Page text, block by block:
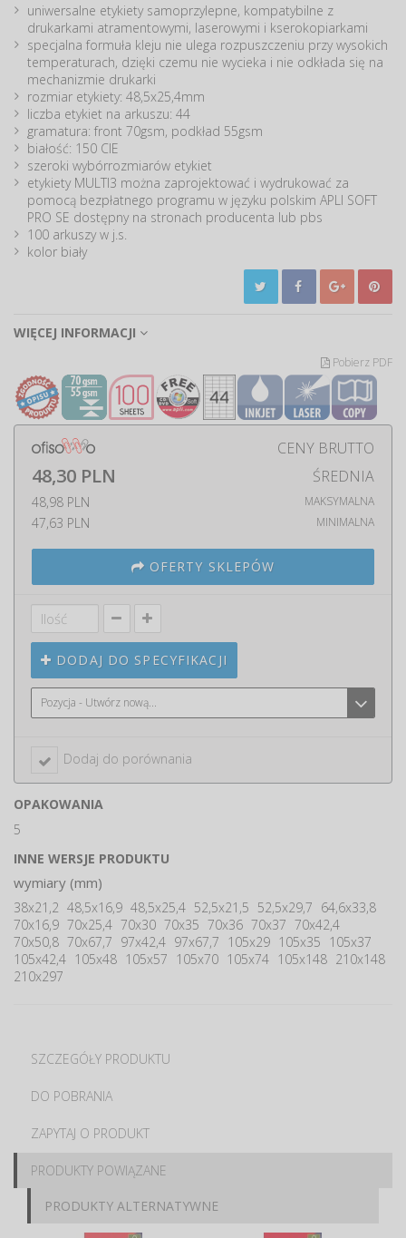
uniwersalne etykiety samoprzylepne, kompatybilne z
drukarkami atramentowymi, laserowymi i kserokopiarkami
specjalna formuła kleju nie ulega rozpuszczeniu przy wysokich
temperaturach, dzięki czemu nie wycieka i nie odkłada się na
mechanizmie drukarki
rozmiar etykiety: 48,5x25,4mm
liczba etykiet na arkuszu: 44
gramatura: front 70gsm, podkład 55gsm
białość: 150 CIE
szeroki wybórrozmiarów etykiet
etykiety MULTI3 można zaprojektować i wydrukować za
pomocą bezpłatnego programu w języku polskim APLI SOFT
PRO SE dostępny na stronach producenta lub pbs
100 arkuszy w j.s.
kolor biały
WIĘCEJ INFORMACJI
Pobierz PDF
CENY BRUTTO
48,30 PLN ŚREDNIA
48,98 PLN MAKSYMALNA
47,63 PLN MINIMALNA
OFERTY SKLEPÓW
DODAJ DO SPECYFIKACJI
Pozycja - Utwórz nową...
Dodaj do porównania
OPAKOWANIA
5
INNE WERSJE PRODUKTU
wymiary (mm)
38x21,2 48,5x16,9 48,5x25,4 52,5x21,5 52,5x29,7 64,6x33,8
70x16,9 70x25,4 70x30 70x35 70x36 70x37 70x42,4
70x50,8 70x67,7 97x42,4 97x67,7 105x29 105x35 105x37
105x42,4 105x48 105x57 105x70 105x74 105x148 210x148
210x297
SZCZEGÓŁY PRODUKTU
DO POBRANIA
ZAPYTAJ O PRODUKT
PRODUKTY POWIĄZANE
PRODUKTY ALTERNATYWNE
Lista Zaufanych Partnerów (rozwiń)